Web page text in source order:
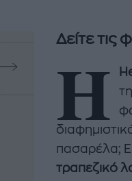
Δείτε τις
Η
πασαρέλα;
τραπεζικό